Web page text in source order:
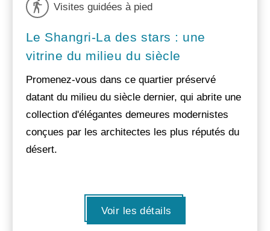
Visites guidées à pied
Le Shangri-La des stars : une
vitrine du milieu du siècle
Promenez-vous dans ce quartier préservé
datant du milieu du siècle dernier, qui abrite une
collection d'élégantes demeures modernistes
conçues par les architectes les plus réputés du
désert.
Voir les détails